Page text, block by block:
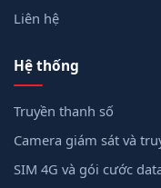
Liên hệ
Hệ thống
Truyền thanh số
Camera giám sát và
SIM 4G và gói cước